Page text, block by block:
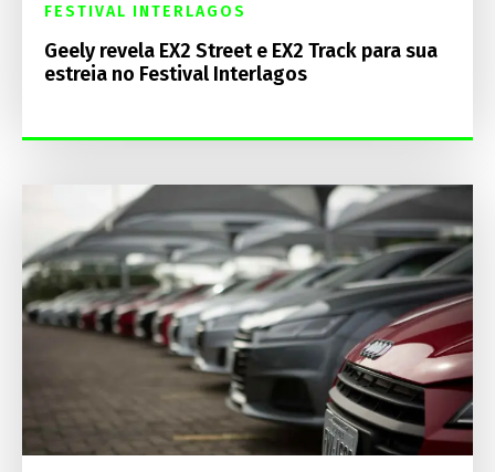
FESTIVAL INTERLAGOS
Geely revela EX2 Street e EX2 Track para sua
estreia no Festival Interlagos